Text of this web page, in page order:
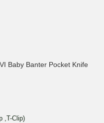
Baby Banter Pocket Knife
,T-Clip)